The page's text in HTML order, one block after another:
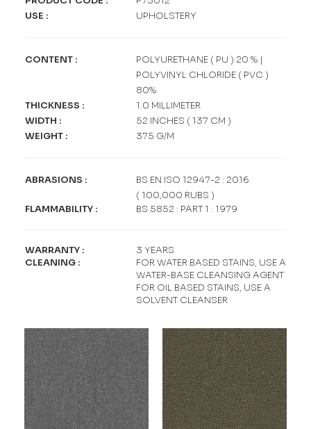
USE : UPHOLSTERY
CONTENT :
POLYURETHANE ( PU ) 20 % |
POLYVINYL CHLORIDE ( PVC )
80%
THICKNESS :
1.0 MILLIMETER
WIDTH :
52 INCHES ( 137 CM )
WEIGHT : 375 G/M
ABRASIONS :
BS EN ISO 12947-2 : 2016
( 100,000 RUBS )
FLAMMABILITY : BS 5852 : PART 1 : 1979
WARRANTY :
3 YEARS
CLEANING :
FOR WATER BASED STAINS, USE A
WATER-BASE CLEANSING AGENT
FOR OIL BASED STAINS, USE A
SOLVENT CLEANSER